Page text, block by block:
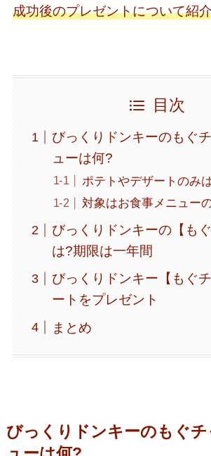
成功後のプレゼントについて紹
目次
びっくりドンキーのもぐ
ューは何?
ポテトやデザートのみ
対象はお食事メニュー
びっくりドンキーの【も
は?期限は一年間
びっくりドンキー【もぐ
ートをプレゼント
まとめ
びっくりドンキーのもぐ